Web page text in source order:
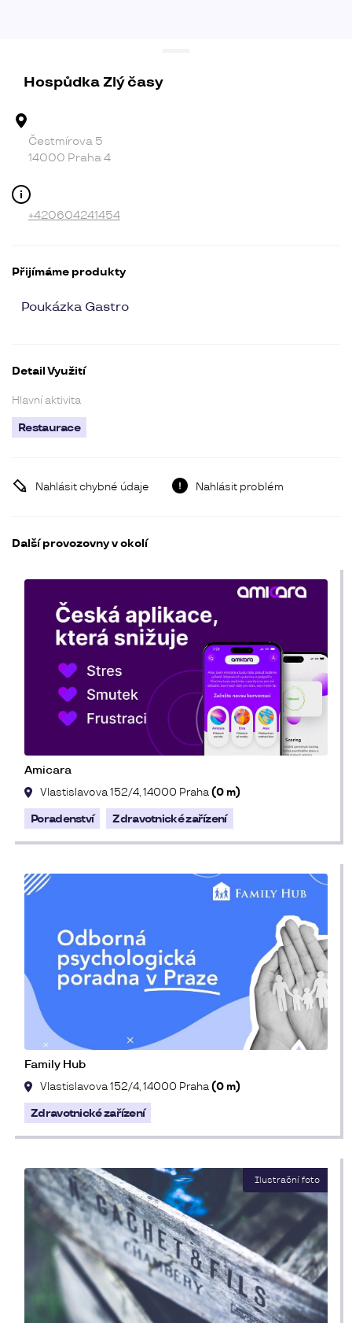
Hospůdka Zlý časy
Čestmírova 5
14000 Praha 4
+420604241454
Přijímáme produkty
Poukázka Gastro
Detail Využití
Hlavní aktivita
Restaurace
Nahlásit chybné údaje Nahlásit problém
Další provozovny v okolí
Amicara
Vlastislavova 152/4, 14000 Praha(0 m)
Poradenství Zdravotnické zařízení
Family Hub
Vlastislavova 152/4, 14000 Praha(0 m)
Zdravotnické zařízení